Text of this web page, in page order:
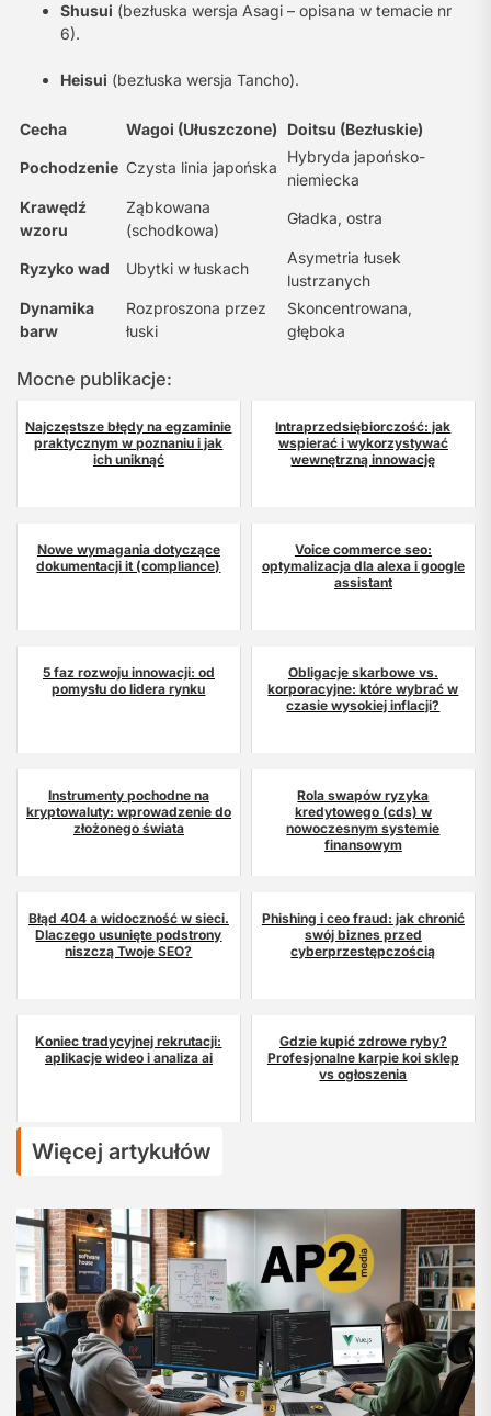
Shusui (bezłuska wersja Asagi – opisana w temacie nr
6).
Heisui (bezłuska wersja Tancho).
Cecha Wagoi (Ułuszczone) Doitsu (Bezłuskie)
Pochodzenie Czysta linia japońska
Hybryda japońsko-
niemiecka
Krawędź
wzoru
Ząbkowana
(schodkowa)
Gładka, ostra
Ryzyko wad Ubytki w łuskach
Asymetria łusek
lustrzanych
Dynamika
barw
Rozproszona przez
łuski
Skoncentrowana,
głęboka
Mocne publikacje:
Najczęstsze błędy na egzaminie
praktycznym w poznaniu i jak
ich uniknąć
Intraprzedsiębiorczość: jak
wspierać i wykorzystywać
wewnętrzną innowację
Nowe wymagania dotyczące
dokumentacji it (compliance)
Voice commerce seo:
optymalizacja dla alexa i google
assistant
5 faz rozwoju innowacji: od
pomysłu do lidera rynku
Obligacje skarbowe vs.
korporacyjne: które wybrać w
czasie wysokiej inflacji?
Instrumenty pochodne na
kryptowaluty: wprowadzenie do
złożonego świata
Rola swapów ryzyka
kredytowego (cds) w
nowoczesnym systemie
finansowym
Błąd 404 a widoczność w sieci.
Dlaczego usunięte podstrony
niszczą Twoje SEO?
Phishing i ceo fraud: jak chronić
swój biznes przed
cyberprzestępczością
Koniec tradycyjnej rekrutacji:
aplikacje wideo i analiza ai
Gdzie kupić zdrowe ryby?
Profesjonalne karpie koi sklep
vs ogłoszenia
Więcej artykułów